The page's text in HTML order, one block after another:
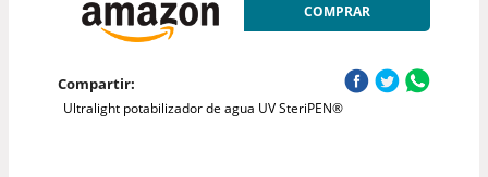
COMPRAR
Compartir:
Ultralight potabilizador de agua UV SteriPEN®